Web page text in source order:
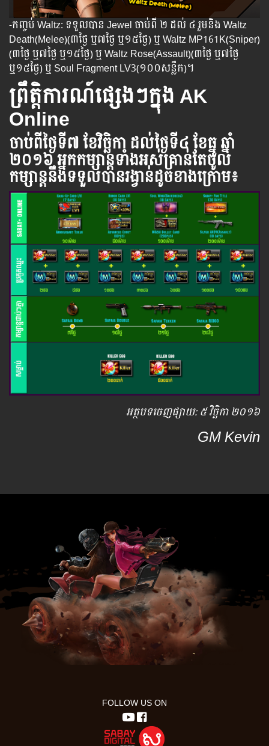
-កញ្ចប់ Waltz: ទទួលបាន Jewel ចាប់ពី ២ ដល់ ៤ រួមនិង Waltz
Death(Melee)(៣ថ្ងៃ ឬ៧ថ្ងៃ​ ឬ១៥ថ្ងៃ) ឬ Waltz MP161K(Sniper)
(៣ថ្ងៃ ឬ៧ថ្ងៃ​ ឬ១៥ថ្ងៃ)​ ឬ Waltz Rose(Assault)(៣ថ្ងៃ ឬ៧ថ្ងៃ​
ឬ១៥ថ្ងៃ) ឬ Soul Fragment LV3(១០០សន្លឹក)។
ព្រឹត្តិការណ៍ផ្សេងៗក្នុង AK
Online
ចាប់ពី​ថ្ងៃ​ទី៧ខែវិច្ឆិកា​ដល់​ថ្ងៃ​ទី៤ ខែធ្នូ ឆ្នាំ​
២០១៦ អ្នក​កម្សាន្ដ​ទាំងអស់​គ្រាន់​តែ​ចូល​
កម្សាន្ដ​នឹង​ទទួល​បាន​រង្វាន់​ដូចខាងក្រោម​៖
អត្ថបទ​ចេញ​ផ្សាយ​: ៥ វិច្ឆិកា ២០១៦
GM Kevin
FOLLOW US ON